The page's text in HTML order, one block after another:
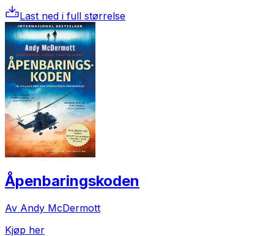
Last ned i full størrelse
Åpenbaringskoden
Av Andy McDermott
Kjøp her